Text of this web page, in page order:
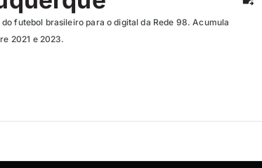
futebol brasileiro para o digital da Rede 98. Acumula
2021 e 2023.